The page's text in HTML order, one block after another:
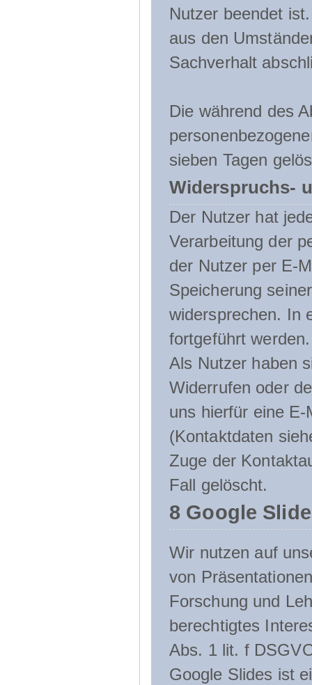
Nutzer beendet
aus den
Sachverhalt
Die während des
sieben Tagen
Widerspruchs-
Der Nutzer hat
Verarbeitung der
der Nutzer per E-
Speicherung
widersprechen. In
fortgeführt werden.
Als Nutzer haben
Widerrufen oder
uns hierfür eine
(Kontaktdaten
Zuge der
Fall gelöscht.
8 Google
Wir nutzen auf
von
Forschung und
berechtigtes
Abs. 1 lit. f
Google Slides ist